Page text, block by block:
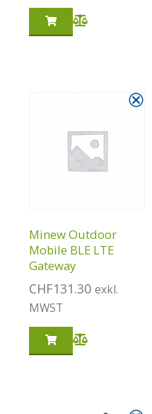
⮿
Minew Outdoor
Mobile BLE LTE
Gateway
CHF131.30 exkl.
MWST